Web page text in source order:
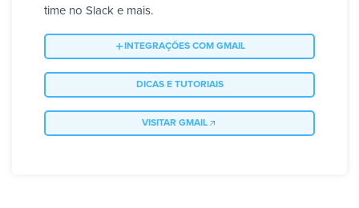
time no Slack e mais.
INTEGRAÇÕES COM GMAIL
DICAS E TUTORIAIS
VISITAR GMAIL